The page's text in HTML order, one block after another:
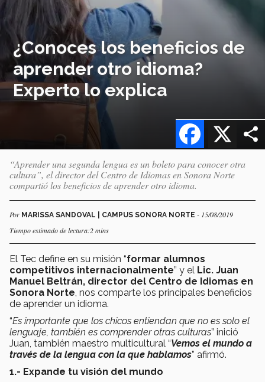
¿Conoces los beneficios de
aprender otro idioma?
Experto lo explica
X
Facebook
“Aprender una segunda lengua es un boleto para conocer otra
cultura”, el director del Centro de Idiomas en Sonora Norte
compartió los beneficios de aprender otro idioma.
Por MARISSA SANDOVAL | CAMPUS SONORA NORTE - 15/08/2019
Tiempo estimado de lectura:2 mins
El Tec define en su misión “formar alumnos
competitivos internacionalmente” y el Lic. Juan
Manuel Beltrán, director del Centro de Idiomas en
Sonora Norte , nos comparte los principales beneficios
de aprender un idioma.
“Es importante que los chicos entiendan que no es solo el
lenguaje, también es comprender otras culturas” inició
Juan, también maestro multicultural “Vemos el mundo a
través de la lengua con la que hablamos” afirmó.
1.- Expande tu visión del mundo